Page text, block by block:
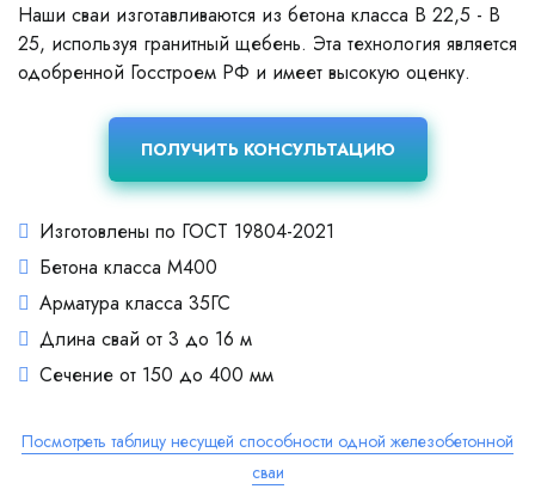
Наши сваи изготавливаются из бетона класса В 22,5 - В
25, используя гранитный щебень. Эта технология является
одобренной Госстроем РФ и имеет высокую оценку.
ПОЛУЧИТЬ КОНСУЛЬТАЦИЮ
Изготовлены по ГОСТ 19804-2021
Бетона класса М400
Арматура класса 35ГС
Длина свай от 3 до 16 м
Сечение от 150 до 400 мм
Посмотреть таблицу несущей способности одной железобетонной
сваи